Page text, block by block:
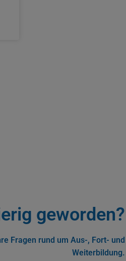
geworden?
Fragen rund um Aus-, Fort- und
Weiterbildung.